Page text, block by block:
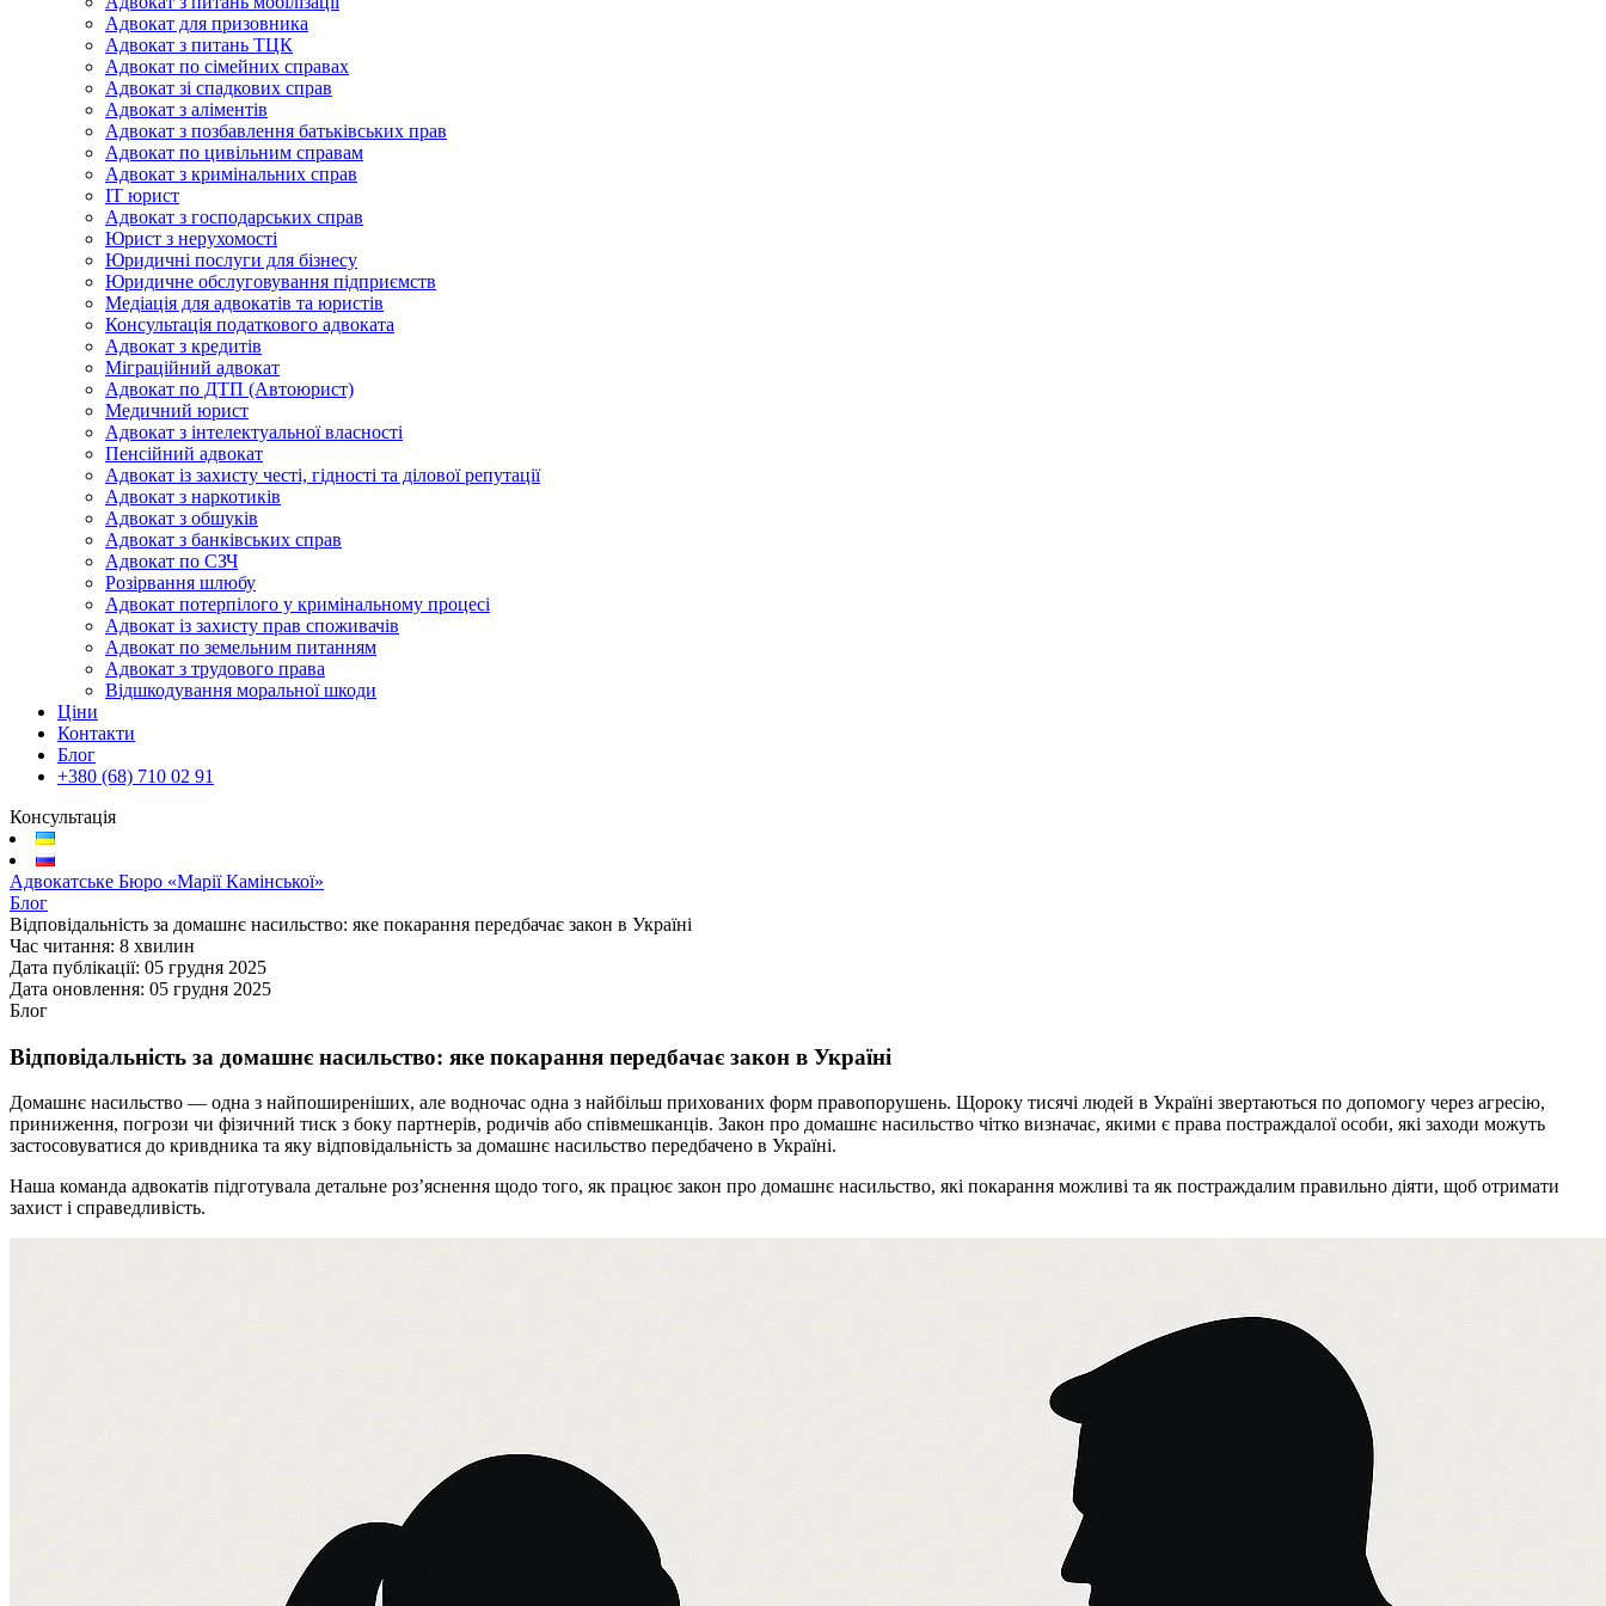
Адвокат для призовника
Адвокат з питань ТЦК
Адвокат по сімейних справах
Адвокат зі спадкових справ
Адвокат з аліментів
Адвокат з позбавлення батьківських прав
Адвокат по цивільним справам
Адвокат з кримінальних справ
IT юрист
Адвокат з господарських справ
Юрист з нерухомості
Юридичні послуги для бізнесу
Юридичне обслуговування підприємств
Медіація для адвокатів та юристів
Консультація податкового адвоката
Адвокат з кредитів
Міграційний адвокат
Адвокат по ДТП (Автоюрист)
Медичний юрист
Адвокат з інтелектуальної власності
Пенсійний адвокат
Адвокат із захисту честі, гідності та ділової репутації
Адвокат з наркотиків
Адвокат з обшуків
Адвокат з банківських справ
Адвокат по СЗЧ
Розірвання шлюбу
Адвокат потерпілого у кримінальному процесі
Адвокат із захисту прав споживачів
Адвокат по земельним питанням
Адвокат з трудового права
Відшкодування моральної шкоди
Ціни
Контакти
Блог
+380 (68) 710 02 91
Консультація
Адвокатське Бюро «Марії Камінської»
Блог
Відповідальність за домашнє насильство: яке покарання передбачає закон в Україні
Час читання: 8 хвилин
Дата публікації: 05 грудня 2025
Дата оновлення: 05 грудня 2025
Блог
Відповідальність за домашнє насильство: яке покарання передбачає закон в Україні
Домашнє насильство — одна з найпоширеніших, але водночас одна з найбільш прихованих форм правопорушень. Щороку тисячі людей в Україні звертаються по допомогу через агресію,
приниження, погрози чи фізичний тиск з боку партнерів, родичів або співмешканців. Закон про домашнє насильство чітко визначає, якими є права постраждалої особи, які заходи можуть
застосовуватися до кривдника та яку відповідальність за домашнє насильство передбачено в Україні.
Наша команда адвокатів підготувала детальне роз’яснення щодо того, як працює закон про домашнє насильство, які покарання можливі та як постраждалим правильно діяти, щоб отримати
захист і справедливість.